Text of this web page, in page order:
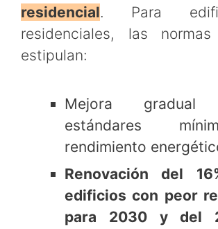
residencial. Para
residenciales, las normas
estipulan:
Mejora gradual
estándares
rendimiento
Renovación del
edificios con peor
para 2030 y del